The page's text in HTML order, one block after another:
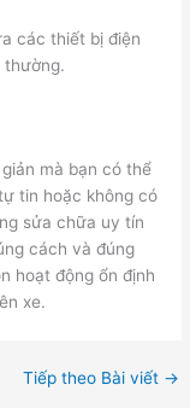
các thiết bị điện
thường.
mà bạn có thể
tin hoặc không có
sửa chữa uy tín
cách và đúng
hoạt động ổn định
xe.
Tiếp theo Bài viết →